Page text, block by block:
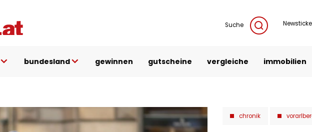
Suche
bundesland gewinnen gutscheine vergleiche immobilien
chronik